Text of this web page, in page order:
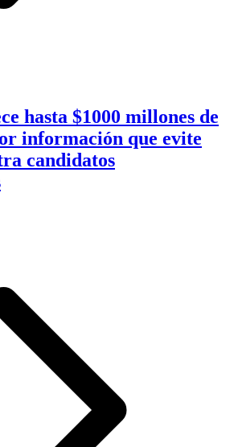
hasta $1000 millones de
información que evite
candidatos